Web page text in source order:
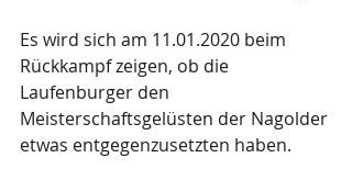
Es wird sich am 11.01.2020 beim
Rückkampf zeigen, ob die
Laufenburger den
Meisterschaftsgelüsten der Nagolder
etwas entgegenzusetzten haben.